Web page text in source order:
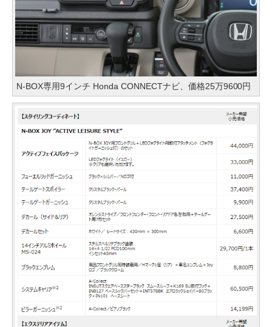
N-BOX専用9インチ Honda CONNECTナビ、価格25万9600円